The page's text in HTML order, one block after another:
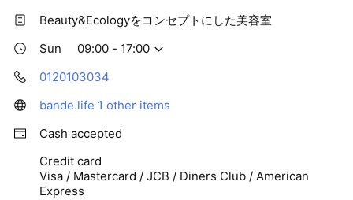
Beauty&Ecologyをコンセプトにした美容室
Sun
09:00 - 17:00
0120103034
bande.life 1 other items
Cash accepted
Credit card
Visa / Mastercard / JCB / Diners Club / American
Express